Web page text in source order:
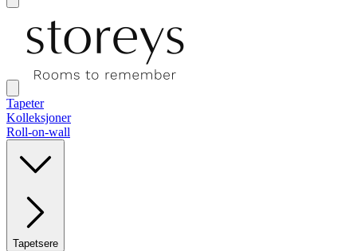
Tapeter
Kolleksjoner
Roll-on-wall
Tapetsere